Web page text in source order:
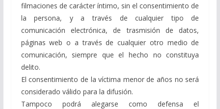
filmaciones de carácter íntimo, sin el consentimiento de
la persona, y a través de cualquier tipo de
comunicación electrónica, de trasmisión de datos,
páginas web o a través de cualquier otro medio de
comunicación, siempre que el hecho no constituya
delito.
El consentimiento de la víctima menor de años no será
considerado válido para la difusión.
Tampoco podrá alegarse como defensa el